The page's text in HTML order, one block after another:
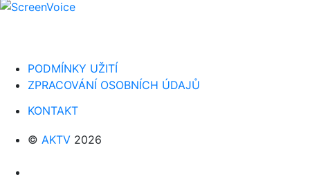
PODMÍNKY UŽITÍ
ZPRACOVÁNÍ OSOBNÍCH ÚDAJŮ
KONTAKT
© AKTV 2026